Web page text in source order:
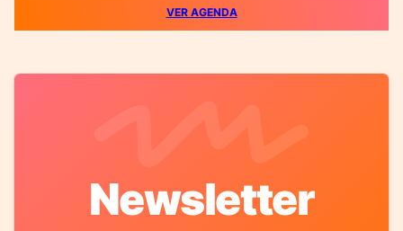
VER AGENDA
Newsletter